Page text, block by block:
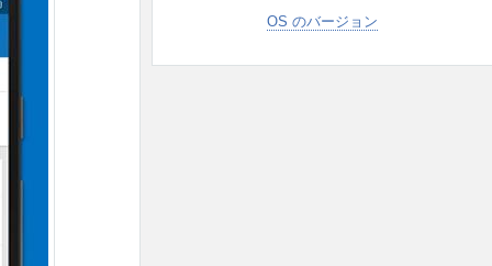
OS のバージョン